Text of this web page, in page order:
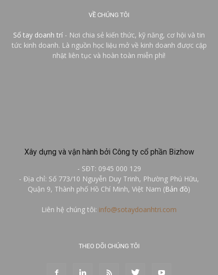
VỀ CHÚNG TÔI
Sổ tay doanh trí - Nơi chia sẻ kiến thức, kỹ năng, cơ hội và tin
tức kinh doanh. Là nguồn học liệu mở về kinh doanh được cập
nhật liên tục và hoàn toàn miễn phí!
Xây dựng và vận hành bởi Công ty cổ phần Bizhow
- SĐT: 0945 000 129
- Địa chỉ: Số 773/10 Nguyễn Duy Trinh, Phường Phú Hữu,
Quận 9, Thành phố Hồ Chí Minh, Việt Nam (Bản đồ)
Liên hệ chúng tôi: info@sotaydoanhtri.com
THEO DÕI CHÚNG TÔI